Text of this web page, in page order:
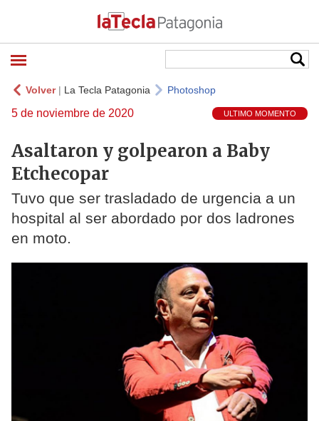
Volver| La Tecla Patagonia Photoshop
5 de noviembre de 2020 ULTIMO MOMENTO
Asaltaron y golpearon a Baby
Etchecopar
Tuvo que ser trasladado de urgencia a un
hospital al ser abordado por dos ladrones
en moto.